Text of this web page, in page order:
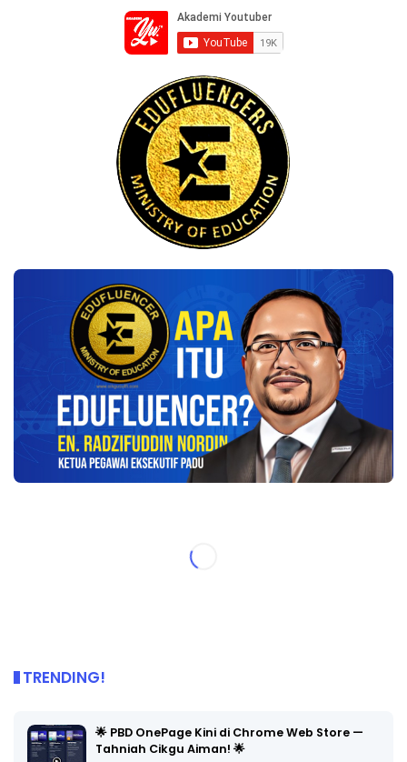
TRENDING!
🌟 PBD OnePage Kini di Chrome Web Store —
Tahniah Cikgu Aiman! 🌟